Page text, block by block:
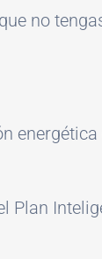
no
Plan